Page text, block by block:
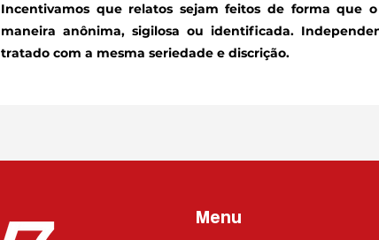
Incentivamos que relatos sejam feitos de forma que
maneira anônima, sigilosa ou identificada.
tratado com a mesma seriedade e discrição.
Menu